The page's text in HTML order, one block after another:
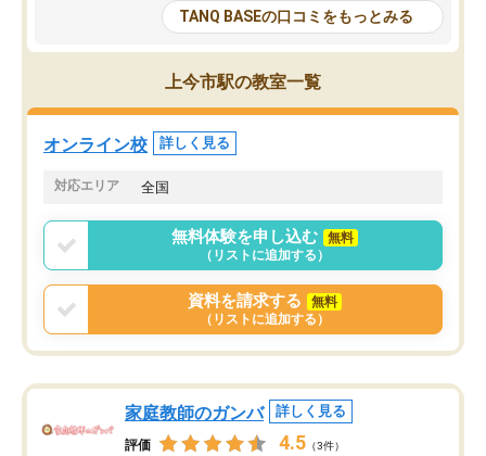
大学生の目だけでなく、数人の大人に
も目を通して頂ける。そのため多くの
意見を聞くことができ、より良いもの
を推敲することが可能だ。
どの人も優しく、親身に接してくださ
るのでやる気も出て、良かったで
す！！
総合型選抜対策として志
接・小論文などの技術指
ション内容になっていま
を社会人として働いてい
標を見つける事が出来ま
TANQ BASEの口コミをもっとみる
上今市駅の教室一覧
オンライン校 詳しく見る
対応エリア 全国
無料体験を申し込む
無料
（リストに追加する）
資料を請求する
無料
（リストに追加する）
家庭教師のガンバ 詳しく見る
評価 4.5 （3件）